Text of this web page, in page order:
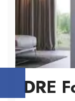
DRE